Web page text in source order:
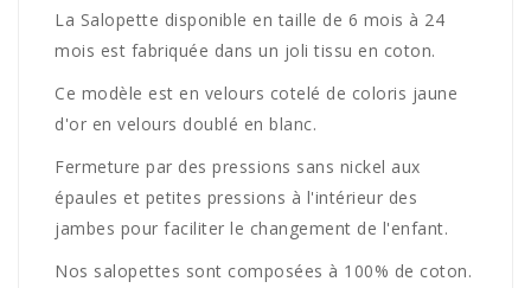
La Salopette disponible en taille de 6 mois à 24
mois est fabriquée dans un joli tissu en coton.
Ce modèle est en velours cotelé de coloris jaune
d'or en velours doublé en blanc.
Fermeture par des pressions sans nickel aux
épaules et petites pressions à l'intérieur des
jambes pour faciliter le changement de l'enfant.
Nos salopettes sont composées à 100% de coton.